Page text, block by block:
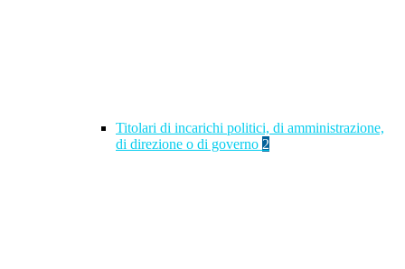
Titolari di incarichi politici, di amministrazione,
di direzione o di governo 2